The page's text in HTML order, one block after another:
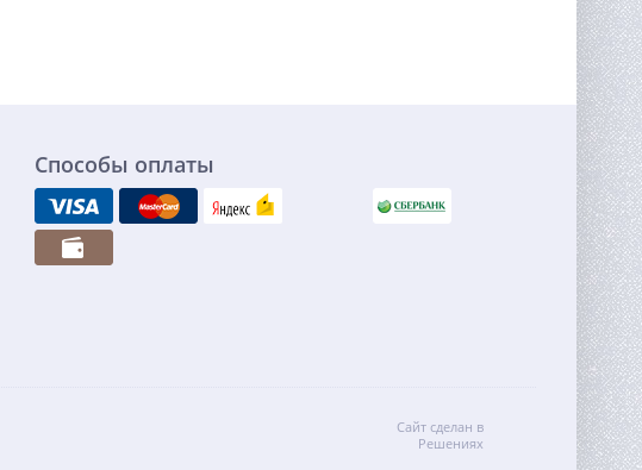
Способы оплаты
Сайт сделан в
Решениях